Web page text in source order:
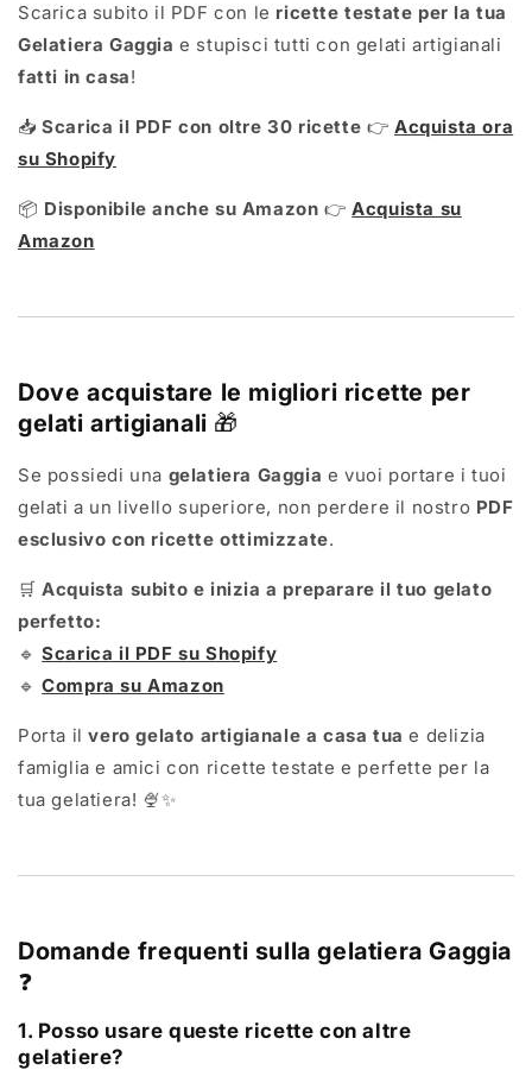
Scarica subito il PDF con le ricette testate per la tua
Gelatiera Gaggia e stupisci tutti con gelati artigianali
fatti in casa!
📥Scarica il PDF con oltre 30 ricette 👉Acquista ora
su Shopify
📦 Disponibile anche su Amazon 👉Acquista su
Amazon
Dove acquistare le migliori ricette per
gelati artigianali 🎁
Se possiedi una gelatiera Gaggia e vuoi portare i tuoi
gelati a un livello superiore, non perdere il nostro PDF
esclusivo con ricette ottimizzate.
🛒Acquista subito e inizia a preparare il tuo gelato
perfetto:
🔹Scarica il PDF su Shopify
🔹Compra su Amazon
Porta ilvero gelato artigianale a casa tua e delizia
famiglia e amici con ricette testate e perfette per la
tua gelatiera! 🍨✨
Domande frequenti sulla gelatiera Gaggia
❓
1. Posso usare queste ricette con altre
gelatiere?